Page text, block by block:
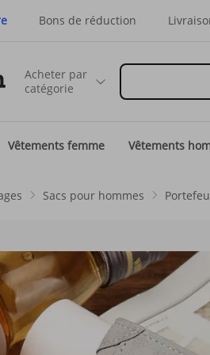
Bons de réduction
Acheter par
catégorie
Vêtements femme Vêtements
Sacs pour hommes